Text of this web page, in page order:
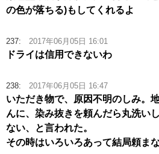
の色が落ちる)もしてくれるよ
237: 2017年06月05日 16:01
ドライは信用できないわ
238: 2017年06月05日 16:47
いただき物で、原因不明のしみ。
んに、染み抜きを頼んだら丸洗い
ない、と言われた。
その時はいろいろあって結局頼ま